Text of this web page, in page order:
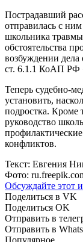
Пострадавший
отправилась с
школьника
обстоятельства
возбуждении
ст. 6.1.1 КоАП РФ
Теперь судебно-
установить,
подростка. Кроме
руководство
конфликтов.
Текст: Евгения
Фото:
Обсуждайте этот
Поделиться в VK
Поделиться OK
Отправить в
Отправить в
Популярное